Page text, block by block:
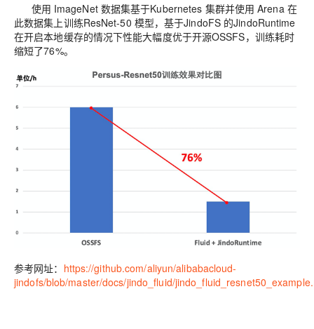
使用 ImageNet 数据集基于Kubernetes 集群并使用 Arena 在
此数据集上训练ResNet-50 模型，基于JindoFS 的JindoRuntime
在开启本地缓存的情况下性能大幅度优于开源OSSFS，训练耗时
缩短了76%。
参考网址： https://github.com/aliyun/alibabacloud-
jindofs/blob/master/docs/jindo_fluid/